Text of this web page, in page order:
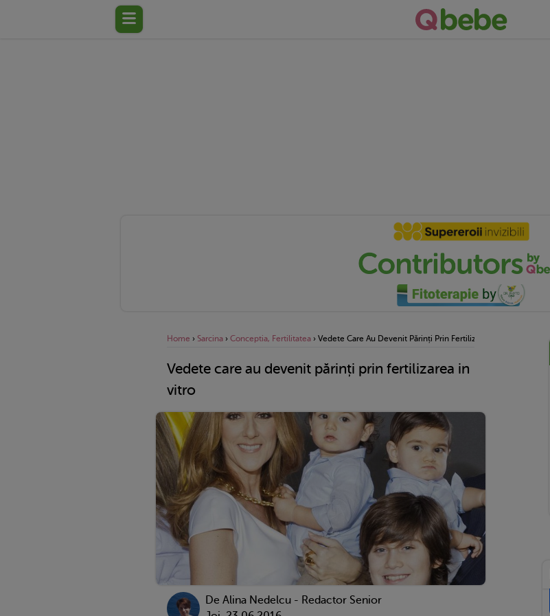
Home › Sarcina › Conceptia, Fertilitatea › Vedete Care Au Devenit Părinți Prin Fertilizarea In Vitro
Vedete care au devenit părinți prin fertilizarea in
vitro
De Alina Nedelcu - Redactor Senior